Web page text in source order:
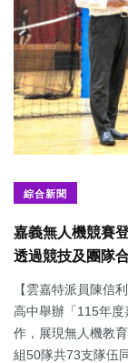
綜合新聞
嘉義無人機競賽
透過競技及團隊
【雲嘉特派員陳信
高中舉辦「115年
作，展現無人機教
組50隊共73支隊伍